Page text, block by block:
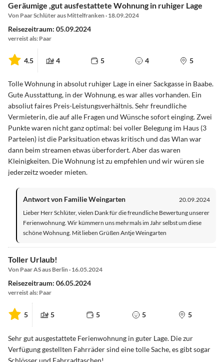
Geräumige ,gut ausfestattete Wohnung in ruhiger Lage
Von Paar Schlüter aus Mittelfranken · 18.09.2024
Reisezeitraum: 05.09.2024
verreist als: Paar
4.5 4 5 4 5
Tolle Wohnung in absolut ruhiger Lage in einer Sackgasse in Baabe.
Gute Ausstattung, in der Wohnung, es war alles vorhanden. Ein
absoliut faires Preis-Leistungsverhältnis. Sehr freundliche
Vermieterin, die auf alle Fragen und Wünsche sofort einging. Zwei
Punkte waren nicht ganz optimal: bei voller Belegung im Haus (3
Parteien) ist die Parksituation etwas kritisch und das Wlan war
dann beim streamen etwas überfordert. Aber das waren
Kleinigkeiten. Die Wohnung ist zu empfehlen und wir würen sie
jederzeitz woeder mieten.
Antwort von Familie Weingarten
20.09.2024
Lieber Herr Schlüter, vielen Dank für die freundliche Bewertung unserer
Ferienwohnung. Wir kümmern uns mehrmals im Jahr selbst um diese
schöne Wohnung. Mit lieben Grüßen Antje Weingarten
Toller Urlaub!
Von Paar AS aus Berlin · 16.05.2024
Reisezeitraum: 06.05.2024
verreist als: Paar
5 5 5 5 5
Sehr gut ausgestattete Ferienwohnung in guter Lage. Die zur
Verfügung gestellten Fahrräder sind eine tolle Sache, es gibt sogar
Schlösser und Fahrradtaschen!